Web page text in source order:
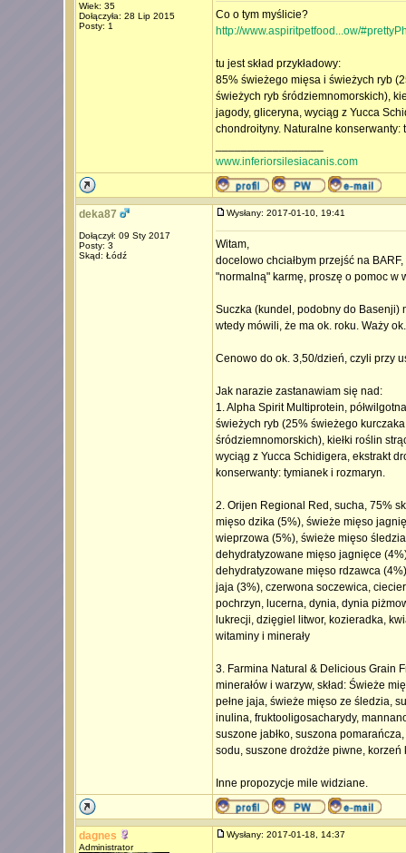
Wiek: 35
Dołączyła: 28 Lip 2015
Posty: 1
Co o tym myślicie?
http://www.aspiritpetfood...ow/
tu jest skład przykładowy:
85% świeżego mięsa i świeżych ryb
świeżych ryb śródziemnomorskich),
jagody, gliceryna, wyciąg z Yucca
chondroityny. Naturalne konserwanty:
www.inferiorsilesiacanis.com
deka87
Dołączył: 09 Sty 2017
Posty: 3
Skąd: Łódź
Wysłany: 2017-01-10, 19:41
Witam,
docelowo chciałbym przejść na
"normalną" karmę, proszę o pomoc w
Suczka (kundel, podobny do Basenji)
wtedy mówili, że ma ok. roku. Waży
Cenowo do ok. 3,50/dzień, czyli przy
Jak narazie zastanawiam się nad:
1. Alpha Spirit Multiprotein,
świeżych ryb (25% świeżego
śródziemnomorskich), kiełki roślin
wyciąg z Yucca Schidigera, ekstrakt
konserwanty: tymianek i rozmaryn.
2. Orijen Regional Red, sucha, 75%
mięso dzika (5%), świeże mięso
wieprzowa (5%), świeże mięso
dehydratyzowane mięso jagnięce
dehydratyzowane mięso rdzawca
jaja (3%), czerwona soczewica,
pochrzyn, lucerna, dynia, dynia
lukrecji, dzięgiel litwor, kozieradka,
witaminy i minerały
3. Farmina Natural & Delicious Grain
minerałów i warzyw, skład: Świeże
pełne jaja, świeże mięso ze śledzia,
inulina, fruktooligosacharydy,
suszone jabłko, suszona
sodu, suszone drożdże piwne,
Inne propozycje mile widziane.
dagnes
Administrator
Wysłany: 2017-01-18, 14:37